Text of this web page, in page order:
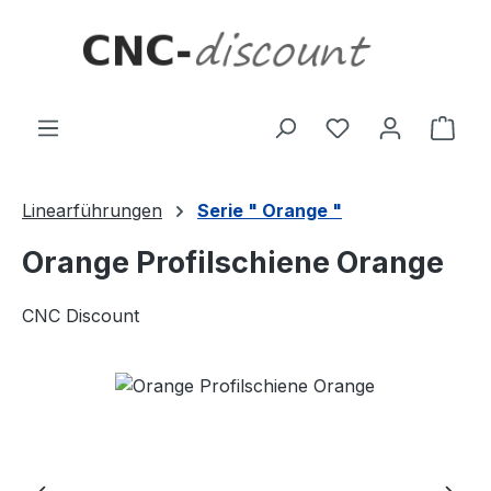
Linearführungen Serie " Orange "
Orange Profilschiene Orange
CNC Discount
Bildergalerie überspringen